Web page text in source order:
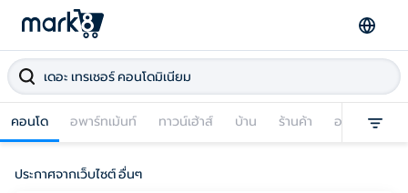
คอนโด อพาร์ทเม้นท์ ทาวน์เฮ้าส์ บ้าน ร้านค้า อาคารพาณิช
ประกาศจากเว็บไซต์ อื่นๆ